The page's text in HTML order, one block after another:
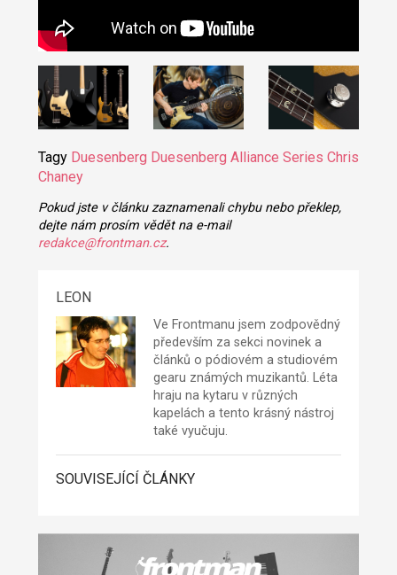
Tagy Duesenberg Duesenberg Alliance Series Chris
Chaney
Pokud jste v článku zaznamenali chybu nebo překlep,
dejte nám prosím vědět na e-mail
redakce@frontman.cz.
LEON
Ve Frontmanu jsem zodpovědný
především za sekci novinek a
článků o pódiovém a studiovém
gearu známých muzikantů. Léta
hraju na kytaru v různých
kapelách a tento krásný nástroj
také vyučuju.
SOUVISEJÍCÍ ČLÁNKY